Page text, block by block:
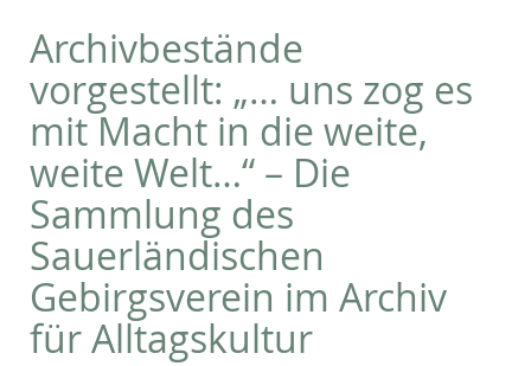
Archivbestände
vorgestellt: „… uns zog es
mit Macht in die weite,
weite Welt…“ – Die
Sammlung des
Sauerländischen
Gebirgsverein im Archiv
für Alltagskultur